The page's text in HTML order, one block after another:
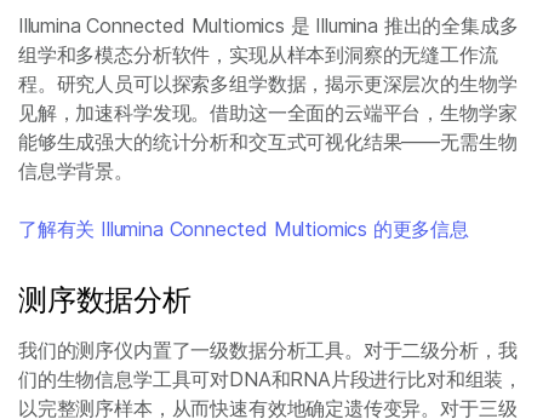
Illumina Connected Multiomics 是 Illumina 推出的全集成多
组学和多模态分析软件，实现从样本到洞察的无缝工作流
程。研究人员可以探索多组学数据，揭示更深层次的生物学
见解，加速科学发现。借助这一全面的云端平台，生物学家
能够生成强大的统计分析和交互式可视化结果——无需生物
信息学背景。
了解有关 Illumina Connected Multiomics 的更多信息
测序数据分析
我们的测序仪内置了一级数据分析工具。对于二级分析，我
们的生物信息学工具可对DNA和RNA片段进行比对和组装，
以完整测序样本，从而快速有效地确定遗传变异。对于三级